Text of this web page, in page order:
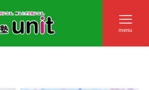
menu